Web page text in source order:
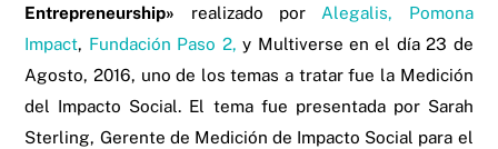
Entrepreneurship» realizado por Alegalis,
Pomona
Impact, Fundación Paso 2, y Multiverse en el día 23 de
Agosto, 2016, uno de los temas a tratar fue la Medición
del Impacto Social. El tema fue presentada por Sarah
Sterling, Gerente de Medición de Impacto Social para el